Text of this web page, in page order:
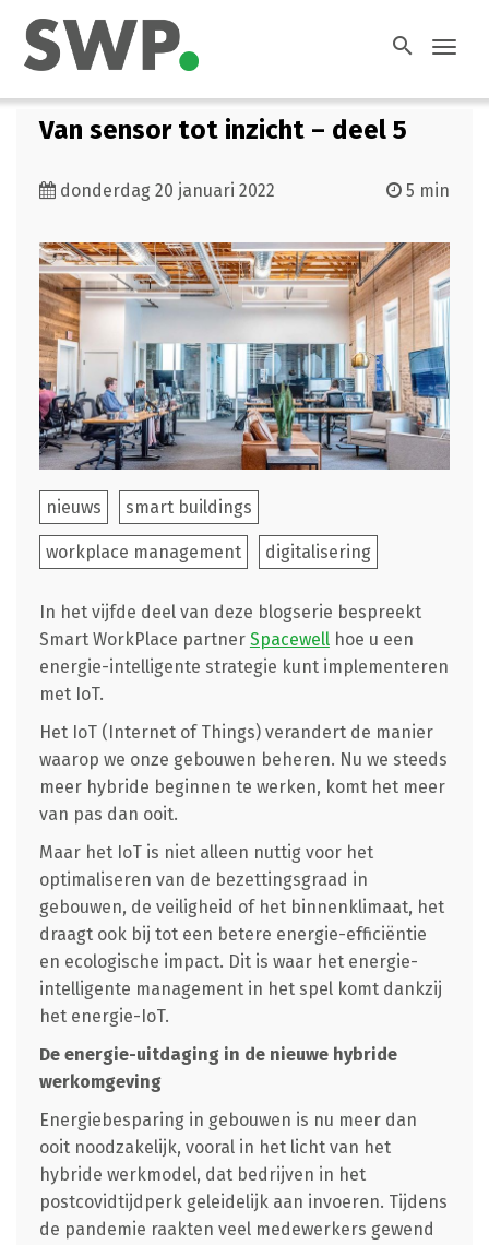
search
Van sensor tot inzicht – deel 5
donderdag 20 januari 2022 5 min
nieuws smart buildings
workplace management digitalisering
In het vijfde deel van deze blogserie bespreekt
Smart WorkPlace partner Spacewellhoe u een
energie-intelligente strategie kunt implementeren
met IoT.
Het IoT (Internet of Things) verandert de manier
waarop we onze gebouwen beheren. Nu we steeds
meer hybride beginnen te werken, komt het meer
van pas dan ooit.
Maar het IoT is niet alleen nuttig voor het
optimaliseren van de bezettingsgraad in
gebouwen, de veiligheid of het binnenklimaat, het
draagt ook bij tot een betere energie-efficiëntie
en ecologische impact. Dit is waar het energie-
intelligente management in het spel komt dankzij
het energie-IoT.
De energie-uitdaging in de nieuwe hybride
werkomgeving
Energiebesparing in gebouwen is nu meer dan
ooit noodzakelijk, vooral in het licht van het
hybride werkmodel, dat bedrijven in het
postcovidtijdperk geleidelijk aan invoeren. Tijdens
de pandemie raakten veel medewerkers gewend